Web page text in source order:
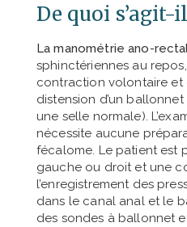
De quoi s’agit-
La manométrie ano-
sphinctériennes au
contraction volontaire et
distension d’un
une selle normale).
nécessite aucune
fécalome. Le patient est
gauche ou droit et une
l’enregistrement des
dans le canal anal et le
des sondes à ballonnet